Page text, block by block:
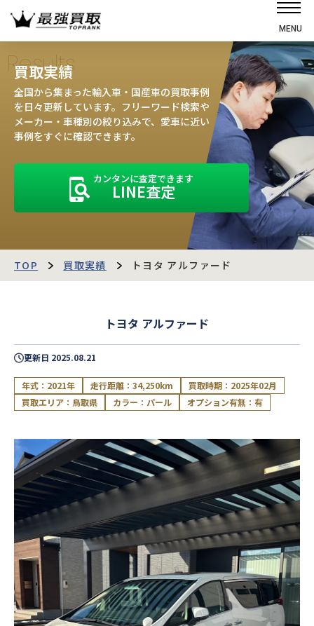
MENU
選ばれる理由
高価買取の仕組み
売却の流れ
お客様の声
運営会社
最強買取マガジン
閉じる
Results
買取実績
全国から集まった輸入車・国産車の買取事例
を日々更新しています。フリーワード検索や
メーカー・車種別の絞り込みで、愛車に近い
事例をすぐに確認できます。
カンタンに査定できます
LINE査定
TOP 買取実績 トヨタ アルファード
トヨタ アルファード
更新日 2025.08.21
年式：2021年 走行距離：34,250km
買取時期：2025年02月
買取エリア：鳥取県
カラー：パール オプション有無：有